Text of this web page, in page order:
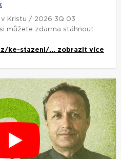
Kristu / 2026 3Q 03
můžete zdarma stáhnout
ke-stazeni/... zobrazit více